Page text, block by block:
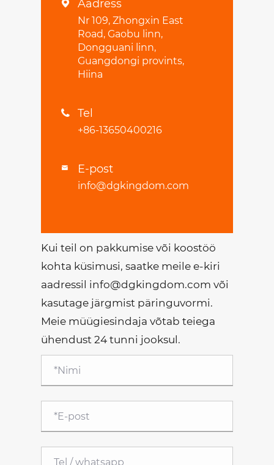
 Aadress
Nr 109, Zhongxin East
Road, Gaobu linn,
Dongguani linn,
Guangdongi provints,
Hiina
 Tel
+86-13650400216
 E-post
info@dgkingdom.com
Kui teil on pakkumise või koostöö
kohta küsimusi, saatke meile e-kiri
aadressil info@dgkingdom.com või
kasutage järgmist päringuvormi.
Meie müügiesindaja võtab teiega
ühendust 24 tunni jooksul.